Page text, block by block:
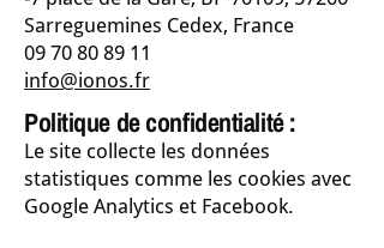
Sarreguemines Cedex, France
09 70 80 89 11
info@ionos.fr
Politique de confidentialité :
Le site collecte les données
statistiques comme les cookies avec
Google Analytics et Facebook.